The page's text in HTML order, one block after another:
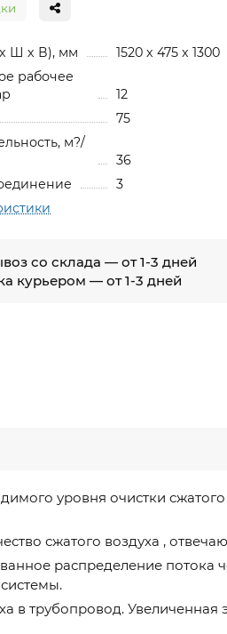
Ш х В), мм
1520 х 475 х 1300
рабочее
12
75
м?/
36
3
со склада — от 1-3 дней
курьером — от 1-3 дней
уровня очистки
сжатого воздуха ,
распределение потока
в трубопровод. Увеличенная